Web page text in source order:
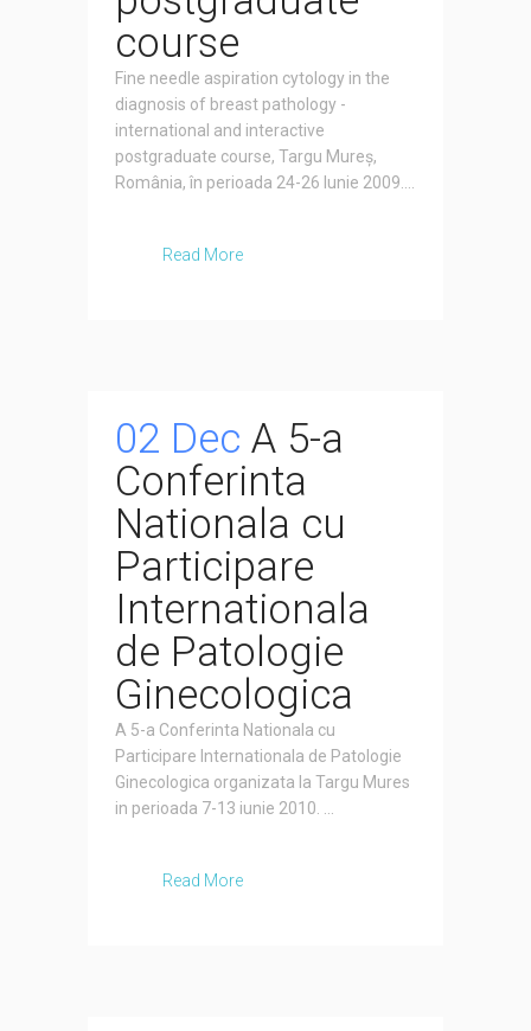
course
Fine needle aspiration cytology in the
diagnosis of breast pathology -
international and interactive
postgraduate course, Targu Mureș,
România, în perioada 24-26 Iunie 2009....
Read More
02 Dec A 5-a
Conferinta
Nationala cu
Participare
Internationala
de Patologie
Ginecologica
A 5-a Conferinta Nationala cu
Participare Internationala de Patologie
Ginecologica organizata la Targu Mures
in perioada 7-13 iunie 2010. ...
Read More